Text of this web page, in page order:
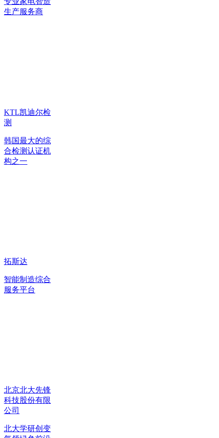
生产服务商
KTL凯迪尔检
测
韩国最大的综
合检测认证机
构之一
拓斯达
智能制造综合
服务平台
北京北大先锋
科技股份有限
公司
北大学研创变